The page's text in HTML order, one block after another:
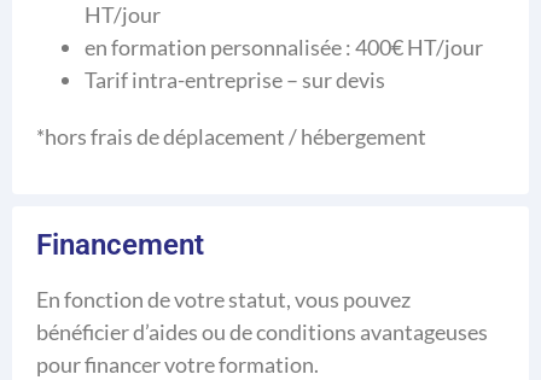
HT/jour
en formation personnalisée : 400€ HT/jour
Tarif intra-entreprise – sur devis
*hors frais de déplacement / hébergement
Financement
En fonction de votre statut, vous pouvez
bénéficier d’aides ou de conditions avantageuses
pour financer votre formation.